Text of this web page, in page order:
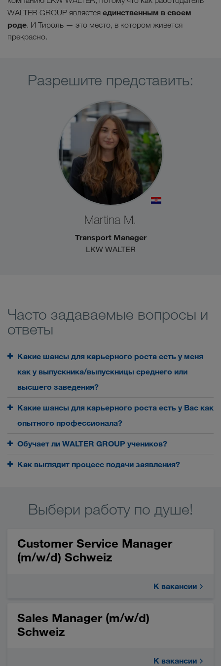
WALTER GROUP является единственным в своем
роде. И Тироль — это место, в котором живется
прекрасно.
Разрешите представить:
Martina M.
Transport Manager
LKW WALTER
Часто задаваемые вопросы и
ответы
Какие шансы для карьерного роста есть у меня
как у выпускника/выпускницы среднего или
высшего заведения?
Какие шансы для карьерного роста есть у Вас как
опытного профессионала?
Обучает ли WALTER GROUP учеников?
Как выглядит процесс подачи заявления?
Выбери работу по душе!
Customer Service Manager
(m/w/d) Schweiz
К вакансии
Sales Manager (m/w/d)
Schweiz
К вакансии